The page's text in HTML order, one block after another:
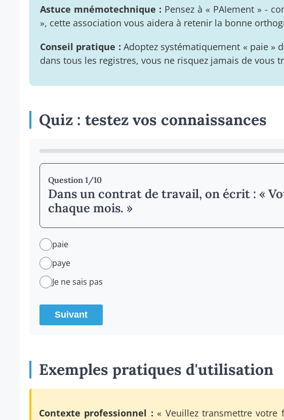
Astuce mnémotechnique : Pensez à « PAIement » -
», cette association vous aidera à retenir la bonne
Conseil pratique : Adoptez systématiquement « paie »
dans tous les registres, vous ne risquez jamais de vous
Quiz : testez vos connaissances
Question 1/10
Dans un contrat de travail, on écrit : «
chaque mois. »
paie
paye
Je ne sais pas
Suivant
Exemples pratiques d'utilisation
Contexte professionnel : « Veuillez transmettre